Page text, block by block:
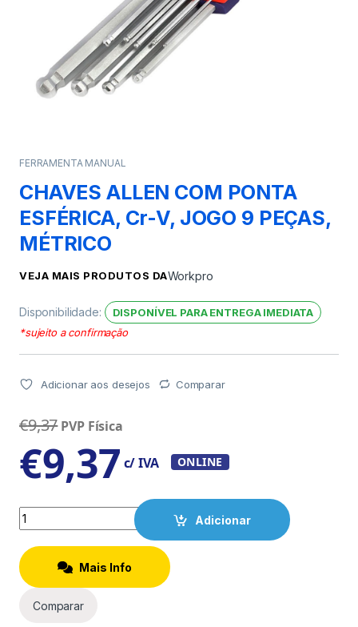
FERRAMENTA MANUAL
CHAVES ALLEN COM PONTA
ESFÉRICA, Cr-V, JOGO 9 PEÇAS,
MÉTRICO
VEJA MAIS PRODUTOS DAWorkpro
Disponibilidade:
DISPONÍVEL PARA ENTREGA IMEDIATA
*sujeito a confirmação
Adicionar aos desejos Comparar
€9,37 PVP Física
€9,37 c/ IVA ONLINE
Quantity
Adicionar
Mais Info
Comparar